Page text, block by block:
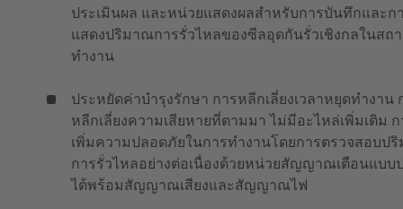
ประเมินผล และหน่วยแสดงผลสำหรับการบันทึกและก
แสดงปริมาณการรั่วไหลของซีลอุดกันรั่วเชิงกลในสถ
ทำงาน
ประหยัดค่าบำรุงรักษา การหลีกเลี่ยงเวลาหยุดทำงาน
หลีกเลี่ยงความเสียหายที่ตามมา ไม่มีอะไหล่เพิ่มเติม ก
เพิ่มความปลอดภัยในการทำงานโดยการตรวจสอบป
การรั่วไหลอย่างต่อเนื่องด้วยหน่วยสัญญาณเตือนแบบ
ได้พร้อมสัญญาณเสียงและสัญญาณไฟ